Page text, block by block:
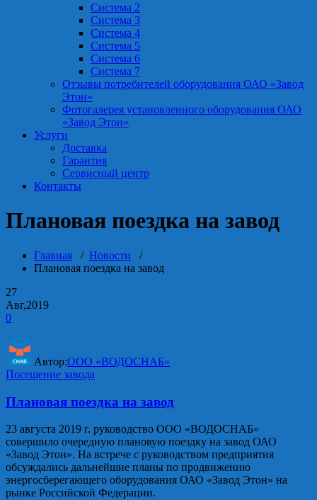
Система 2
Система 3
Система 4
Система 5
Система 6
Система 7
Отзывы потребителей оборудования ОАО «Завод
Этон»
Фотогалерея установленного оборудования ОАО
«Завод Этон»
Услуги
Доставка
Гарантия
Сервисный центр
Контакты
Плановая поездка на завод
Главная / Новости /
Плановая поездка на завод
27
Авг,2019
0
Автор:ООО «ВОДОСНАБ»
Посещение завода
Плановая поездка на завод
23 августа 2019 г. руководство ООО «ВОДОСНАБ»
совершило очередную плановую поездку на завод ОАО
«Завод Этон». На встрече с руководством предприятия
обсуждались дальнейшие планы по продвижению
энергосберегающего оборудования ОАО «Завод Этон» на
рынке Российской Федерации.